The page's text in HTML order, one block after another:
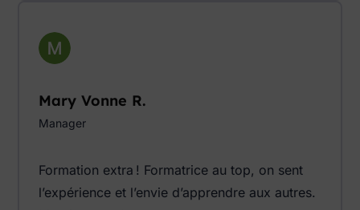
Mary Vonne R.
Manager
Formation extra ! Formatrice au top, on sent
l’expérience et l’envie d’apprendre aux autres.